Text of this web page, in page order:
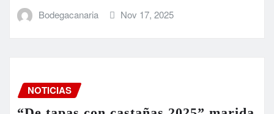
Bodegacanaria Nov 17, 2025
NOTICIAS